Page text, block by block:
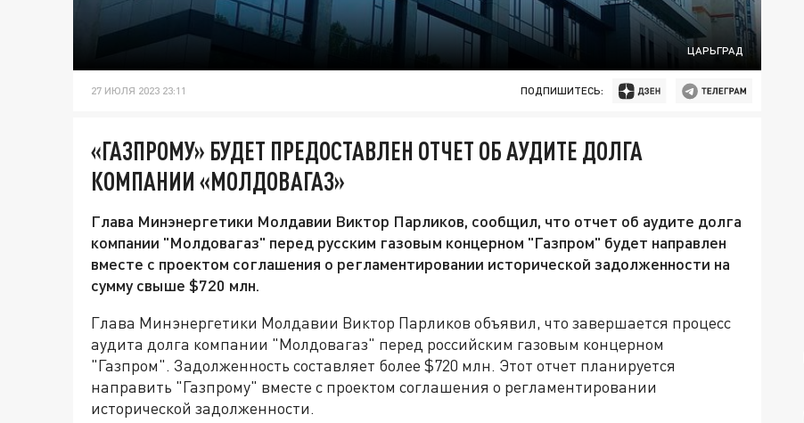
ЦАРЬГРАД
27 ИЮЛЯ 2023 23:11 ПОДПИШИТЕСЬ:
«ГАЗПРОМУ» БУДЕТ ПРЕДОСТАВЛЕН ОТЧЕТ ОБ АУДИТЕ ДОЛГА
КОМПАНИИ «МОЛДОВАГАЗ»
Глава Минэнергетики Молдавии Виктор Парликов, сообщил, что отчет об аудите долга
компании "Молдовагаз" перед русским газовым концерном "Газпром" будет направлен
вместе с проектом соглашения о регламентировании исторической задолженности на
сумму свыше $720 млн.
Глава Минэнергетики Молдавии Виктор Парликов объявил, что завершается процесс
аудита долга компании "Молдовагаз" перед российским газовым концерном
"Газпром". Задолженность составляет более $720 млн. Этот отчет планируется
направить "Газпрому" вместе с проектом соглашения о регламентировании
исторической задолженности.